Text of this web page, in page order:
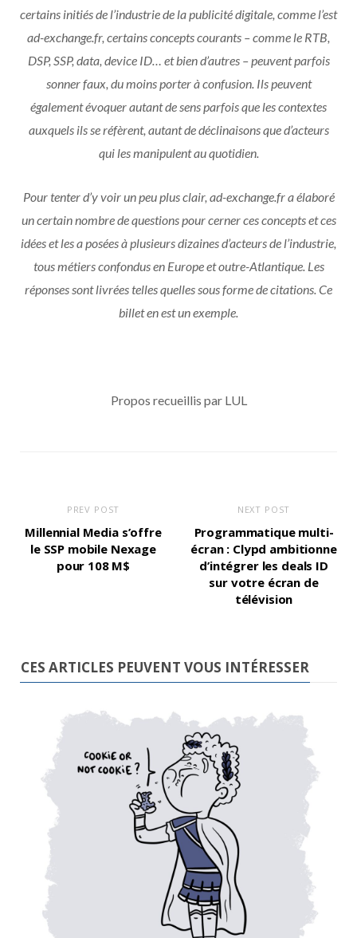
certains initiés de l’industrie de la publicité digitale, comme l’est
ad-exchange.fr, certains concepts courants – comme le RTB,
DSP, SSP, data, device ID… et bien d’autres – peuvent parfois
sonner faux, du moins porter à confusion. Ils peuvent
également évoquer autant de sens parfois que les contextes
auxquels ils se réfèrent, autant de déclinaisons que d’acteurs
qui les manipulent au quotidien.
Pour tenter d’y voir un peu plus clair, ad-exchange.fr a élaboré
un certain nombre de questions pour cerner ces concepts et ces
idées et les a posées à plusieurs dizaines d’acteurs de l’industrie,
tous métiers confondus en Europe et outre-Atlantique. Les
réponses sont livrées telles quelles sous forme de citations. Ce
billet en est un exemple.
Propos recueillis par LUL
PREV POST
Millennial Media s’offre
le SSP mobile Nexage
pour 108 M$
NEXT POST
Programmatique multi-
écran : Clypd ambitionne
d’intégrer les deals ID
sur votre écran de
télévision
CES ARTICLES PEUVENT VOUS INTÉRESSER